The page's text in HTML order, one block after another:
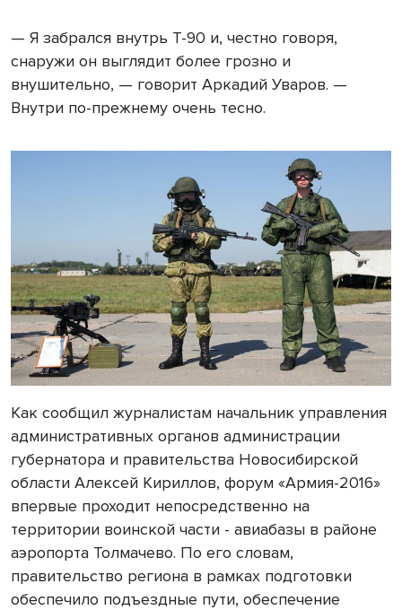
— Я забрался внутрь Т-90 и, честно говоря,
снаружи он выглядит более грозно и
внушительно, — говорит Аркадий Уваров. —
Внутри по-прежнему очень тесно.
Как сообщил журналистам начальник управления
административных органов администрации
губернатора и правительства Новосибирской
области Алексей Кириллов, форум «Армия-2016»
впервые проходит непосредственно на
территории воинской части - авиабазы в районе
аэропорта Толмачево. По его словам,
правительство региона в рамках подготовки
обеспечило подъездные пути, обеспечение